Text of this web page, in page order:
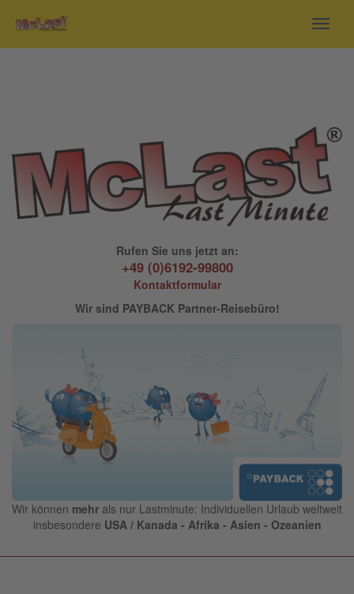
Rufen Sie uns jetzt an:
+49 (0)6192-99800
Kontaktformular
Wir sind PAYBACK Partner-Reisebüro!
Wir können mehr als nur Lastminute: Individuellen Urlaub weltweit
insbesondere USA / Kanada - Afrika - Asien - Ozeanien